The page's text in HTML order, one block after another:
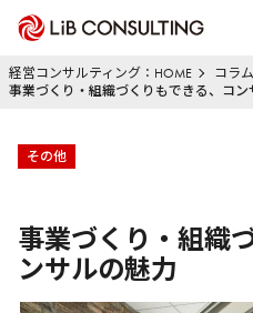
経営コンサルティング：HOME
コラム
事業づくり・組織づくりもできる、コン
その他
事業づくり・組織
ンサルの魅力